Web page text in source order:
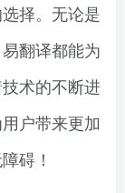
择。无论是
翻译都能为
术的不断进
户带来更加
碍！